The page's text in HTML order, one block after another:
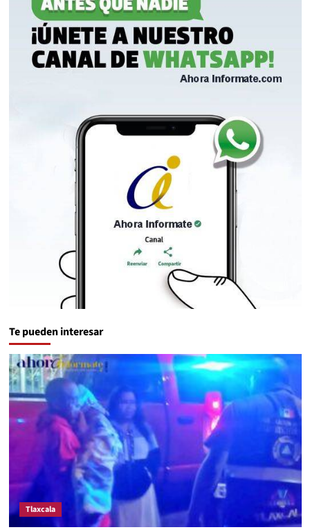
Te pueden interesar
Tlaxcala